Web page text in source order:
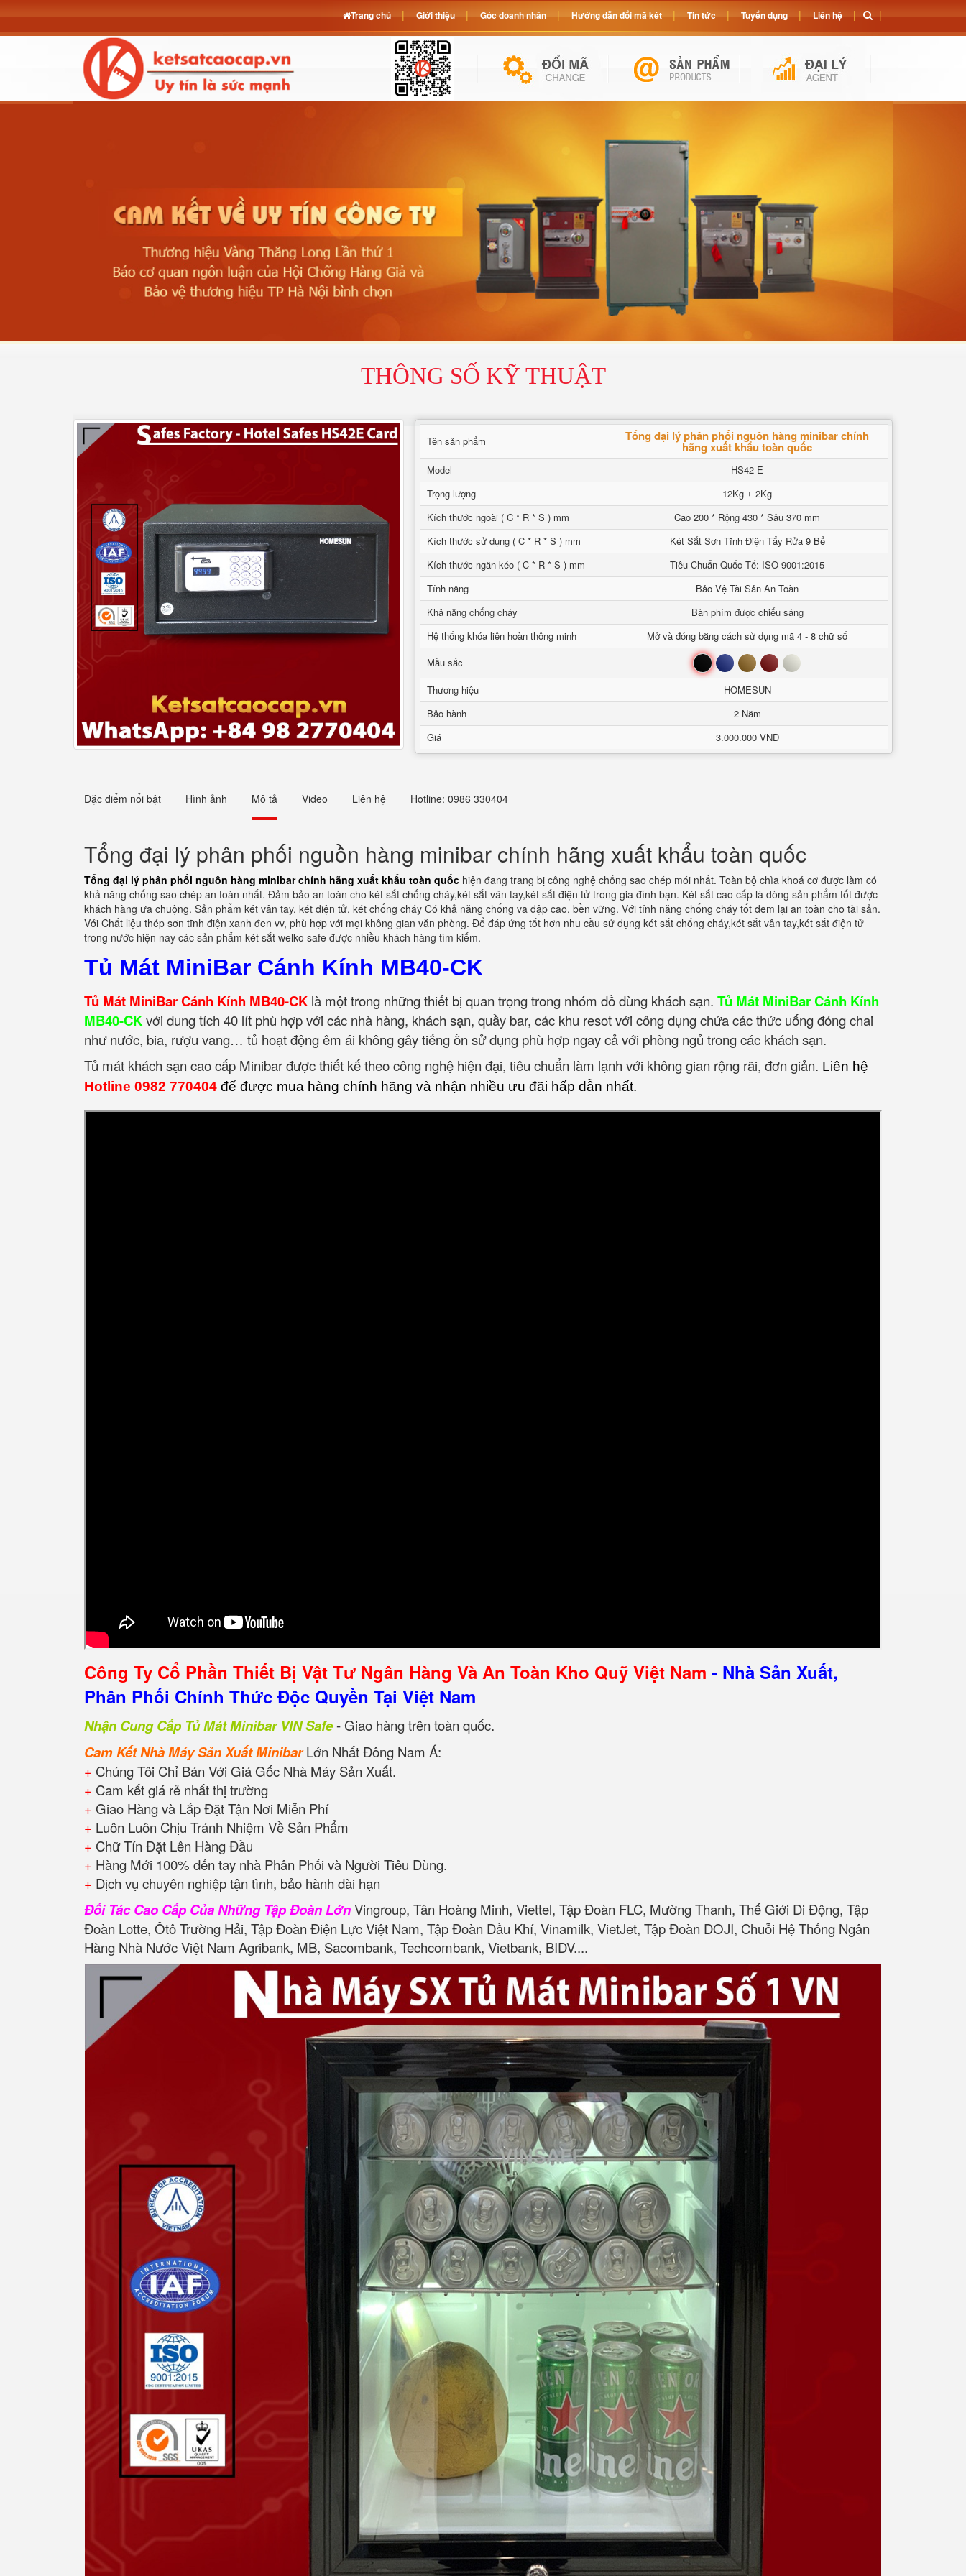
THÔNG SỐ KỸ THUẬT
Tên sản phẩm Tổng đại lý phân phối nguồn hàng minibar chính
hãng xuất khẩu toàn quốc
Model
HS42 E
Trọng lượng
12Kg ± 2Kg
Kích thước ngoài ( C * R * S ) mm
Cao 200 * Rộng 430 * Sâu 370 mm
Kích thước sử dụng ( C * R * S ) mm
Két Sắt Sơn Tĩnh Điện Tẩy Rửa 9 Bể
Kích thước ngăn kéo ( C * R * S ) mm
Tiêu Chuẩn Quốc Tế: ISO 9001:2015
Tính năng
Bảo Vệ Tài Sản An Toàn
Khả năng chống cháy
Bàn phím được chiếu sáng
Hệ thống khóa liên hoàn thông minh
Mở và đóng bằng cách sử dụng mã 4 - 8 chữ số
Mầu sắc
Đen Xanh Nâu Đỏ Trắng
Thương hiệu
HOMESUN
Bảo hành
2 Năm
Giá
3.000.000 VNĐ
Đặc điểm nổi bật Hình ảnh Mô tả Video Liên hệ Hotline: 0986 330404
Tổng đại lý phân phối nguồn hàng minibar chính hãng xuất khẩu toàn quốc
Tổng đại lý phân phối nguồn hàng minibar chính hãng xuất khẩu toàn quốc hiện đang trang bị công nghệ chống sao chép mói nhất. Toàn bộ chìa khoá cơ được làm có
khả năng chống sao chép an toàn nhất. Đảm bảo an toàn cho két sắt chống cháy,két sắt vân tay,két sắt điện tử trong gia đình bạn. Két sắt cao cấp là dòng sản phẩm tốt được
khách hàng ưa chuộng. Sản phẩm két vân tay, két điện tử, két chống cháy Có khả năng chống va đập cao, bền vững. Với tính năng chống cháy tốt đem lại an toàn cho tài sản.
Với Chất liệu thép sơn tĩnh điện xanh đen vv, phù hợp với mọi không gian văn phòng. Để đáp ứng tốt hơn nhu cầu sử dụng két sắt chống cháy,két sắt vân tay,két sắt điện tử
trong nước hiện nay các sản phẩm két sắt welko safe được nhiều khách hàng tìm kiếm.
Tủ Mát MiniBar Cánh Kính MB40-CK
Tủ Mát MiniBar Cánh Kính MB40-CK là một trong những thiết bị quan trọng trong nhóm đồ dùng khách sạn. Tủ Mát MiniBar Cánh Kính
MB40-CKvới dung tích 40 lít phù hợp với các nhà hàng, khách sạn, quầy bar, các khu resot với công dụng chứa các thức uống đóng chai
như nước, bia, rượu vang… tủ hoạt động êm ái không gây tiếng ồn sử dụng phù hợp ngay cả với phòng ngủ trong các khách sạn.
Tủ mát khách sạn cao cấp Minibar được thiết kế theo công nghệ hiện đại, tiêu chuẩn làm lạnh với không gian rộng rãi, đơn giản. Liên hệ
Hotline 0982 770404 để được mua hàng chính hãng và nhận nhiều ưu đãi hấp dẫn nhất.
Công Ty Cổ Phần Thiết Bị Vật Tư Ngân Hàng Và An Toàn Kho Quỹ Việt Nam - Nhà Sản Xuất,
Phân Phối Chính Thức Độc Quyền Tại Việt Nam
Nhận Cung Cấp Tủ Mát Minibar VIN Safe- Giao hàng trên toàn quốc.
Cam Kết Nhà Máy Sản Xuất MinibarLớn Nhất Đông Nam Á:
+ Chúng Tôi Chỉ Bán Với Giá Gốc Nhà Máy Sản Xuất.
+ Cam kết giá rẻ nhất thị trường
+ Giao Hàng và Lắp Đặt Tận Nơi Miễn Phí
+ Luôn Luôn Chịu Tránh Nhiệm Về Sản Phẩm
+ Chữ Tín Đặt Lên Hàng Đầu
+ Hàng Mới 100% đến tay nhà Phân Phối và Người Tiêu Dùng.
+ Dịch vụ chuyên nghiệp tận tình, bảo hành dài hạn
Đối Tác Cao Cấp Của Những Tập Đoàn LớnVingroup, Tân Hoàng Minh, Viettel, Tập Đoàn FLC, Mường Thanh, Thế Giới Di Động, Tập
Đoàn Lotte, Ôtô Trường Hải, Tập Đoàn Điện Lực Việt Nam, Tập Đoàn Dầu Khí, Vinamilk, VietJet, Tập Đoàn DOJI, Chuỗi Hệ Thống Ngân
Hàng Nhà Nước Việt Nam Agribank, MB, Sacombank, Techcombank, Vietbank, BIDV....
Trang chủ Giới thiệu Góc doanh nhân Hướng dẫn đổi mã két Tin tức Tuyển dụng Liên hệ